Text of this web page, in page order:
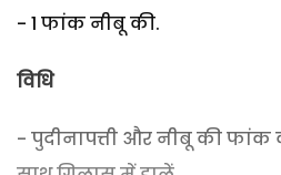
- 1 फांक नीबू की.
विधि
- पुदीनापत्ती और नीबू की फांक